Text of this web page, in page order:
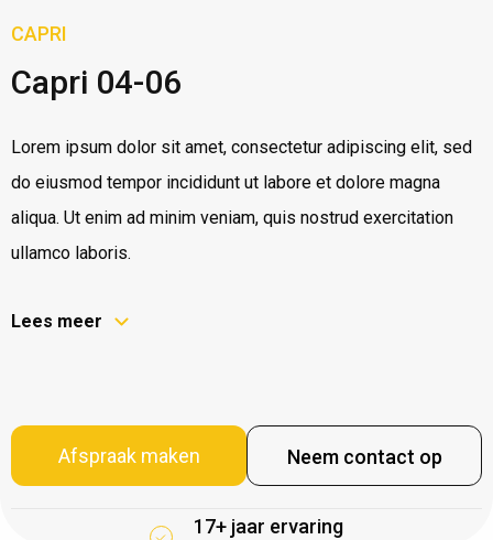
CAPRI
Capri 04-06
Lorem ipsum dolor sit amet, consectetur adipiscing elit, sed
do eiusmod tempor incididunt ut labore et dolore magna
aliqua. Ut enim ad minim veniam, quis nostrud exercitation
ullamco laboris.
Lees meer
Afspraak maken Neem contact op
17+ jaar ervaring